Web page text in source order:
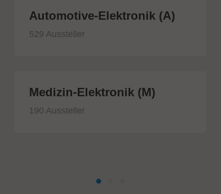
Automotive-Elektronik (A)
529 Aussteller
Medizin-Elektronik (M)
190 Aussteller